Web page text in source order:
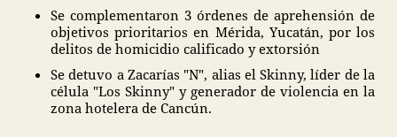
Se complementaron 3 órdenes de aprehensión de
objetivos prioritarios en Mérida, Yucatán, por los
delitos de homicidio calificado y extorsión
Se detuvo a Zacarías "N", alias el Skinny, líder de la
célula "Los Skinny" y generador de violencia en la
zona hotelera de Cancún.